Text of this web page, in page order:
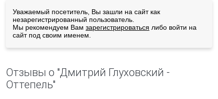
Уважаемый посетитель, Вы зашли на сайт как
незарегистрированный пользователь.
Мы рекомендуем Вам зарегистрироваться либо войти на
сайт под своим именем.
Отзывы о "Дмитрий Глуховский -
Оттепель"